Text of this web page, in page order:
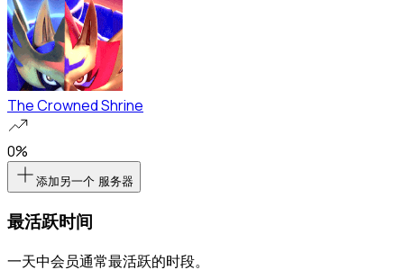
The Crowned Shrine
0%
添加另一个 服务器
最活跃时间
一天中会员通常最活跃的时段。